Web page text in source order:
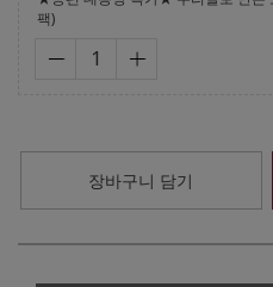
팩)
장바구니 담기